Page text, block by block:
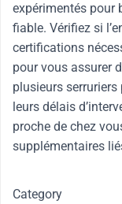
expérimentés pour
fiable. Vérifiez si
certifications
pour vous assurer
plusieurs
leurs délais
proche de chez
supplémentaires
Category